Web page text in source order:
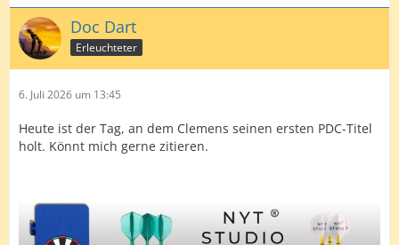
Doc Dart
Erleuchteter
6. Juli 2026 um 13:45
Heute ist der Tag, an dem Clemens seinen ersten PDC-Titel
holt. Könnt mich gerne zitieren.